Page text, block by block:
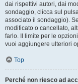
dai rispettivi autori, dai
sondaggio, clicca sul
associato il sondaggio).
modificato o cancellato,
farlo. Il limite per le
vuoi aggiungere ulteriori
Top
Perché non riesco ad